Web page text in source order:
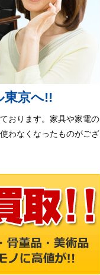
東京へ!!
おります。家具や家電の
わなくなったものがござ